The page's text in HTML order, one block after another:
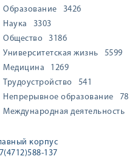
Образование
3426
Наука
3303
Общество
3186
Университетская жизнь
5599
Медицина
1269
Трудоустройство
541
Непрерывное образование
78
Международная деятельность
корпус
137